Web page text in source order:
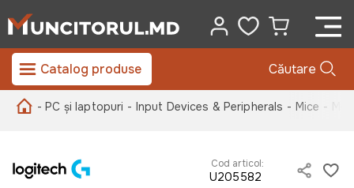
Catalog produse Căutare
- PC și laptopuri - Input Devices & Peripherals - Mice -
Cod articol:
U205582